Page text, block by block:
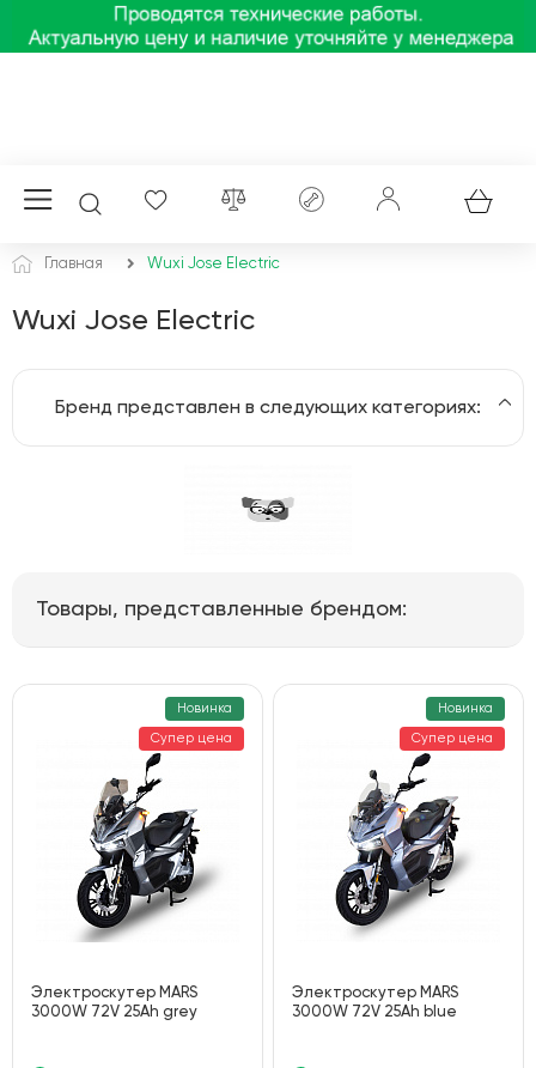
Главная Wuxi Jose Electric
Wuxi Jose Electric
Бренд представлен в следующих категориях:
Товары, представленные брендом:
Новинка
Супер цена
Электроскутер MARS
3000W 72V 25Ah grey
Новинка
Супер цена
Электроскутер MARS
3000W 72V 25Ah blue